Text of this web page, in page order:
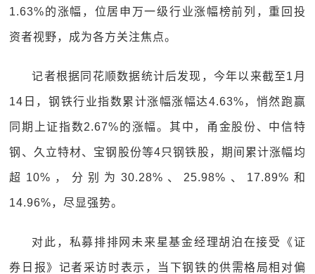
1.63%的涨幅，位居申万一级行业涨幅榜前列，重回投
资者视野，成为各方关注焦点。
记者根据同花顺数据统计后发现，今年以来截至1月
14日，钢铁行业指数累计涨幅涨幅达4.63%，悄然跑赢
同期上证指数2.67%的涨幅。其中，甬金股份、中信特
钢、久立特材、宝钢股份等4只钢铁股，期间累计涨幅均
超10%，分别为30.28%、25.98%、17.89%和
14.96%，尽显强势。
对此，私募排排网未来星基金经理胡泊在接受《证
券日报》记者采访时表示，当下钢铁的供需格局相对偏